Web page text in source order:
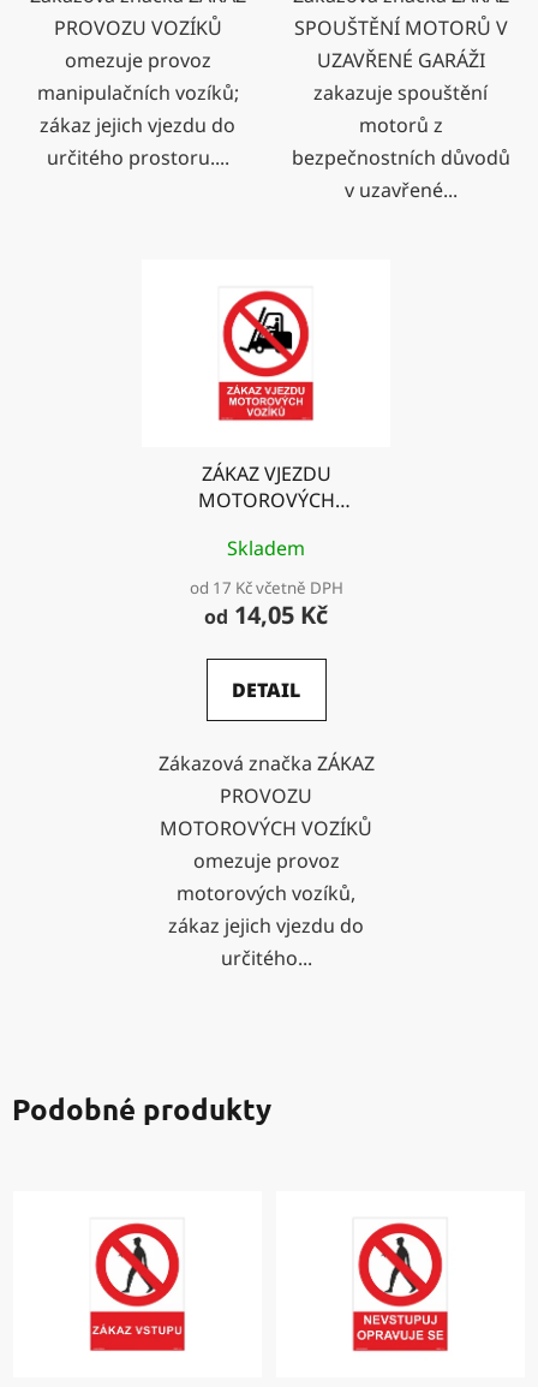
PROVOZU VOZÍKŮ
omezuje provoz
manipulačních vozíků;
zákaz jejich vjezdu do
určitého prostoru....
SPOUŠTĚNÍ MOTORŮ V
UZAVŘENÉ GARÁŽI
zakazuje spouštění
motorů z
bezpečnostních důvodů
v uzavřené...
ZÁKAZ VJEZDU
MOTOROVÝCH
Skladem
od 17 Kč včetně DPH
od 14,05 Kč
DETAIL
Zákazová značka ZÁKAZ
PROVOZU
MOTOROVÝCH VOZÍKŮ
omezuje provoz
motorových vozíků,
zákaz jejich vjezdu do
určitého...
Podobné produkty